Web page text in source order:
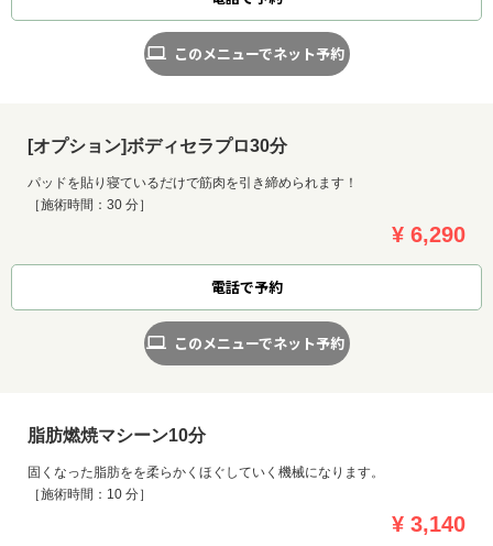
このメニューでネット予約
[オプション]ボディセラプロ30分
パッドを貼り寝ているだけで筋肉を引き締められます！
［施術時間：30 分］
¥ 6,290
電話で予約
このメニューでネット予約
脂肪燃焼マシーン10分
固くなった脂肪をを柔らかくほぐしていく機械になります。
［施術時間：10 分］
¥ 3,140